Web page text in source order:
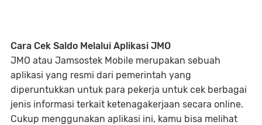
Cara Cek Saldo Melalui Aplikasi JMO
JMO atau Jamsostek Mobile merupakan sebuah
aplikasi yang resmi dari pemerintah yang
diperuntukkan untuk para pekerja untuk cek berbagai
jenis informasi terkait ketenagakerjaan secara online.
Cukup menggunakan aplikasi ini, kamu bisa melihat